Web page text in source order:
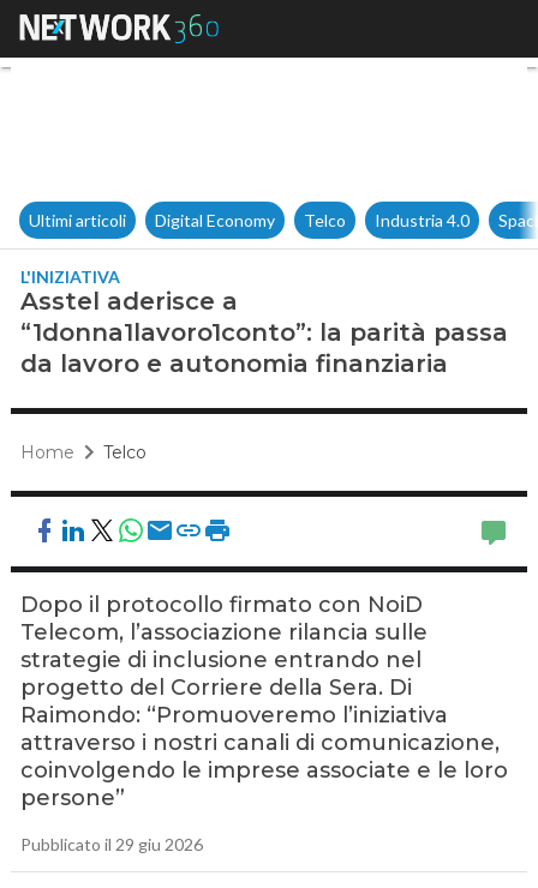
Asstel aderisce a
Ultimi articoli Digital Economy Telco Industria 4.0
L'INIZIATIVA
Asstel aderisce a
“1donna1lavoro1conto”: la parità passa
da lavoro e autonomia finanziaria
Home Telco
Dopo il protocollo firmato con NoiD
Telecom, l’associazione rilancia sulle
strategie di inclusione entrando nel
progetto del Corriere della Sera. Di
Raimondo: “Promuoveremo l’iniziativa
attraverso i nostri canali di comunicazione,
coinvolgendo le imprese associate e le loro
persone”
Pubblicato il 29 giu 2026